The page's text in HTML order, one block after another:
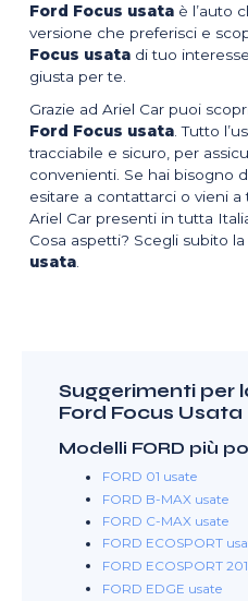
Ford Focus usata è l’auto
versione che preferisci e
Focus usata di tuo
giusta per te.
Grazie ad Ariel Car puoi
Ford Focus usata. Tutto
tracciabile e sicuro, per
convenienti. Se hai bisogno
esitare a contattarci o vieni
Ariel Car presenti in tutta
Cosa aspetti? Scegli subito
usata.
Suggerimenti per
Ford Focus Usata
Modelli FORD più
FORD 01 usate
FORD B-MAX usate
FORD C-MAX usate
FORD ECOSPORT
FORD ECOSPORT
FORD EDGE usate